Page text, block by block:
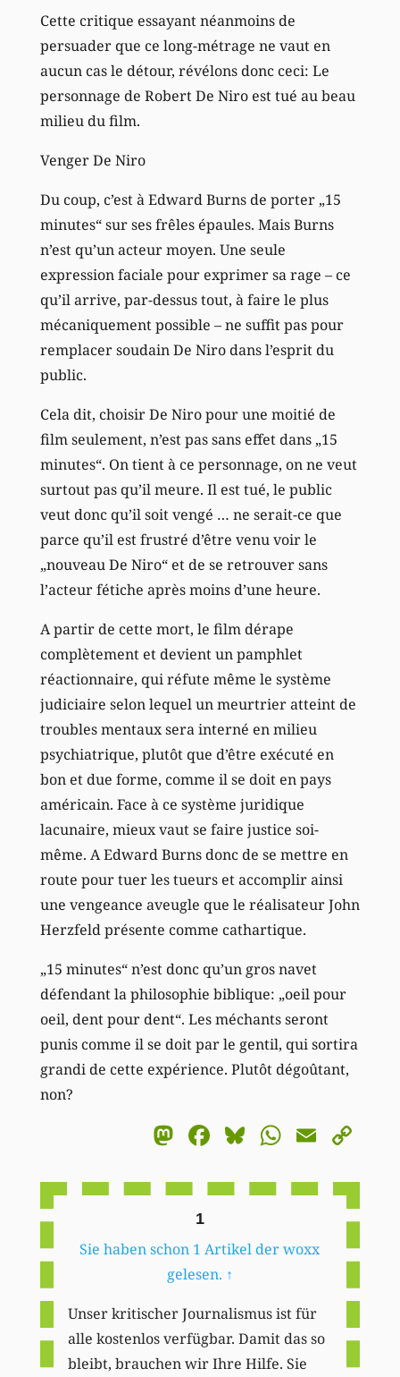
Cette critique essayant néanmoins de
persuader que ce long-métrage ne vaut en
aucun cas le détour, révélons donc ceci: Le
personnage de Robert De Niro est tué au beau
milieu du film.
Venger De Niro
Du coup, c’est à Edward Burns de porter „15
minutes“ sur ses frêles épaules. Mais Burns
n’est qu’un acteur moyen. Une seule
expression faciale pour exprimer sa rage – ce
qu’il arrive, par-dessus tout, à faire le plus
mécaniquement possible – ne suffit pas pour
remplacer soudain De Niro dans l’esprit du
public.
Cela dit, choisir De Niro pour une moitié de
film seulement, n’est pas sans effet dans „15
minutes“. On tient à ce personnage, on ne veut
surtout pas qu’il meure. Il est tué, le public
veut donc qu’il soit vengé … ne serait-ce que
parce qu’il est frustré d’être venu voir le
„nouveau De Niro“ et de se retrouver sans
l’acteur fétiche après moins d’une heure.
A partir de cette mort, le film dérape
complètement et devient un pamphlet
réactionnaire, qui réfute même le système
judiciaire selon lequel un meurtrier atteint de
troubles mentaux sera interné en milieu
psychiatrique, plutôt que d’être exécuté en
bon et due forme, comme il se doit en pays
américain. Face à ce système juridique
lacunaire, mieux vaut se faire justice soi-
même. A Edward Burns donc de se mettre en
route pour tuer les tueurs et accomplir ainsi
une vengeance aveugle que le réalisateur John
Herzfeld présente comme cathartique.
„15 minutes“ n’est donc qu’un gros navet
défendant la philosophie biblique: „oeil pour
oeil, dent pour dent“. Les méchants seront
punis comme il se doit par le gentil, qui sortira
grandi de cette expérience. Plutôt dégoûtant,
non?
Mastodon
Facebook
BlueskyEmail
1
Sie haben schon 1 Artikel der woxx
gelesen. ↑
Unser kritischer Journalismus ist für
alle kostenlos verfügbar. Damit das so
bleibt, brauchen wir Ihre Hilfe. Sie